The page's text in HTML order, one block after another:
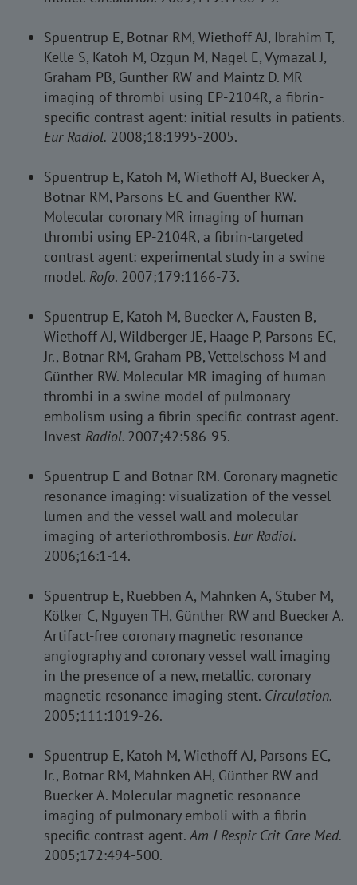
Spuentrup E, Botnar RM, Wiethoff AJ, Ibrahim T,
Kelle S, Katoh M, Ozgun M, Nagel E, Vymazal J,
Graham PB, Günther RW and Maintz D. MR
imaging of thrombi using EP-2104R, a fibrin-
specific contrast agent: initial results in patients.
Eur Radiol. 2008;18:1995-2005.
Spuentrup E, Katoh M, Wiethoff AJ, Buecker A,
Botnar RM, Parsons EC and Guenther RW.
Molecular coronary MR imaging of human
thrombi using EP-2104R, a fibrin-targeted
contrast agent: experimental study in a swine
model. Rofo. 2007;179:1166-73.
Spuentrup E, Katoh M, Buecker A, Fausten B,
Wiethoff AJ, Wildberger JE, Haage P, Parsons EC,
Jr., Botnar RM, Graham PB, Vettelschoss M and
Günther RW. Molecular MR imaging of human
thrombi in a swine model of pulmonary
embolism using a fibrin-specific contrast agent.
Invest Radiol. 2007;42:586-95.
Spuentrup E and Botnar RM. Coronary magnetic
resonance imaging: visualization of the vessel
lumen and the vessel wall and molecular
imaging of arteriothrombosis. Eur Radiol.
2006;16:1-14.
Spuentrup E, Ruebben A, Mahnken A, Stuber M,
Kölker C, Nguyen TH, Günther RW and Buecker A.
Artifact-free coronary magnetic resonance
angiography and coronary vessel wall imaging
in the presence of a new, metallic, coronary
magnetic resonance imaging stent. Circulation.
2005;111:1019-26.
Spuentrup E, Katoh M, Wiethoff AJ, Parsons EC,
Jr., Botnar RM, Mahnken AH, Günther RW and
Buecker A. Molecular magnetic resonance
imaging of pulmonary emboli with a fibrin-
specific contrast agent.Am J Respir Crit Care Med.
2005;172:494-500.